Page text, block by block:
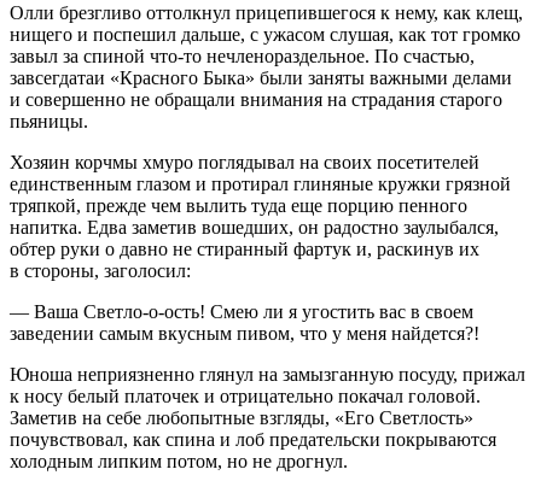
Олли брезгливо оттолкнул прицепившегося к нему, как клещ,
нищего и поспешил дальше, с ужасом слушая, как тот громко
завыл за спиной что-то нечленораздельное. По счастью,
завсегдатаи «Красного Быка» были заняты важными делами
и совершенно не обращали внимания на страдания старого
пьяницы.
Хозяин корчмы хмуро поглядывал на своих посетителей
единственным глазом и протирал глиняные кружки грязной
тряпкой, прежде чем вылить туда еще порцию пенного
напитка. Едва заметив вошедших, он радостно заулыбался,
обтер руки о давно не стиранный фартук и, раскинув их
в стороны, заголосил:
— Ваша Светло-о-ость! Смею ли я угостить вас в своем
заведении самым вкусным пивом, что у меня найдется?!
Юноша неприязненно глянул на замызганную посуду, прижал
к носу белый платочек и отрицательно покачал головой.
Заметив на себе любопытные взгляды, «Его Светлость»
почувствовал, как спина и лоб предательски покрываются
холодным липким потом, но не дрогнул.